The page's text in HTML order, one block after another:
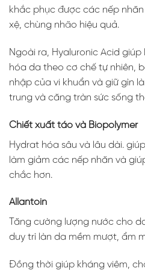
khắc phục được các nếp
xệ, chùng nhão hiệu quả.
Ngoài ra, Hyaluronic Acid
hóa da theo cơ chế tự nhiên,
nhập của vi khuẩn và giữ gìn
trung và căng tràn sức sống
Chiết xuất táo và Biopolymer
Hydrat hóa sâu và lâu dài.
làm giảm các nếp nhăn và
chắc hơn.
Allantoin
Tăng cường lượng nước cho
duy trì làn da mềm mượt, ẩm
Đồng thời giúp kháng viêm,